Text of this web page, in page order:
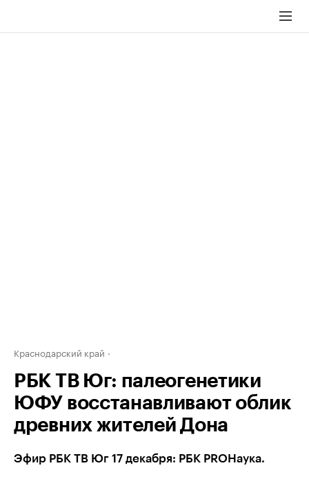
Краснодарский край
РБК ТВ Юг: палеогенетики
ЮФУ восстанавливают облик
древних жителей Дона
Эфир РБК ТВ Юг 17 декабря: РБК PROНаука.